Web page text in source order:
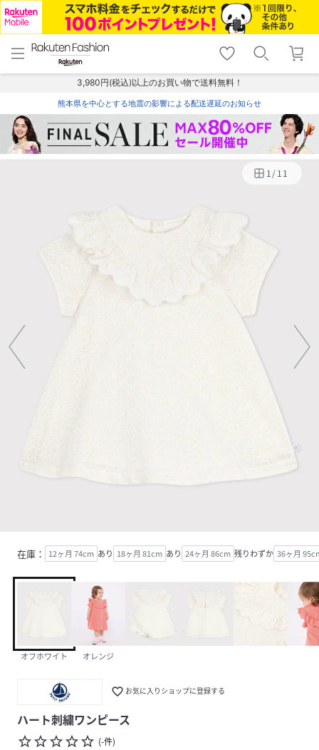
menu home
トップ
shopping_cart lock_outline
ログイン
3,980円(税込)以上のお買い物で送料無料！
熊本県を中心とする地震の影響による配送遅延のお知らせ
1/11
在庫： 12ヶ月 74cm あり 18ヶ月 81cm あり 24ヶ月 86cm 残りわずか 36ヶ月
オフホワイト オレンジ
favorite_border お気に入りショップに登録する
ハート刺繍ワンピース
star_borderstar_borderstar_borderstar_borderstar_border (-件)